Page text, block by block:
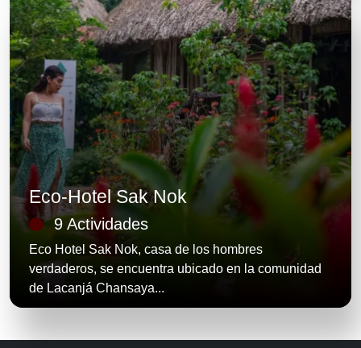
Eco-Hotel Sak Nok
9 Actividades
Eco Hotel Sak Nok, casa de los hombres
verdaderos, se encuentra ubicado en la comunidad
de Lacanjá Chansaya...